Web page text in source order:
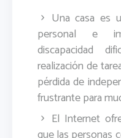
Una casa es
personal e
discapacidad
realización de
pérdida de
frustrante para
El Internet